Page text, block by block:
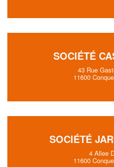
SOCIÉTÉ
43 Rue
11600
SOCIÉTÉ
4 Allee
11600